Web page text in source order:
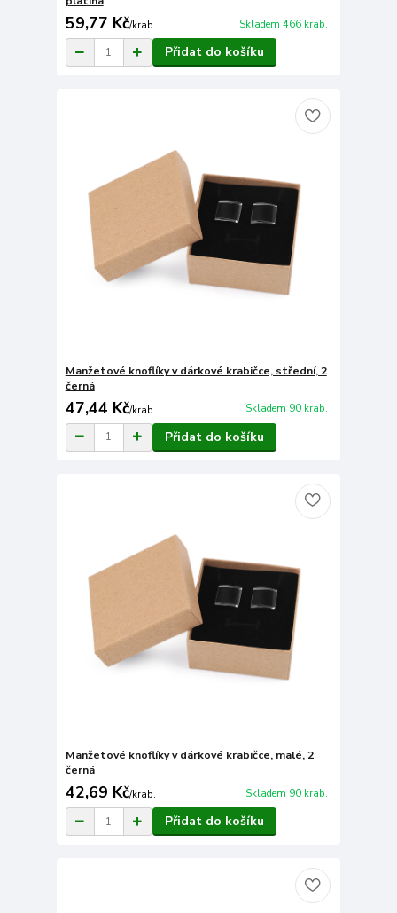
59,77 Kč/krab. Skladem 466 krab.
Přidat do košíku
Manžetové knoflíky v dárkové krabičce, střední, 2
černá
47,44 Kč/krab. Skladem 90 krab.
Přidat do košíku
Manžetové knoflíky v dárkové krabičce, malé, 2
černá
42,69 Kč/krab. Skladem 90 krab.
Přidat do košíku